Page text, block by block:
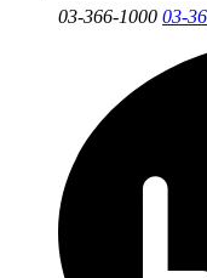
03-366-1000 03-